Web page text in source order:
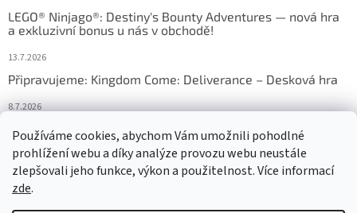
Používáme cookies, abychom Vám umožnili pohodlné
prohlížení webu a díky analýze provozu webu neustále
zlepšovali jeho funkce, výkon a použitelnost. Více informací
zde.
LEGO® Ninjago®: Destiny's Bounty Adventures — nová hra
a exkluzivní bonus u nás v obchodě!
13.7.2026
Připravujeme: Kingdom Come: Deliverance – Desková hra
8.7.2026
Nejlepší deskové hry: výběr, který frčí v celém Česku
18.6.2026